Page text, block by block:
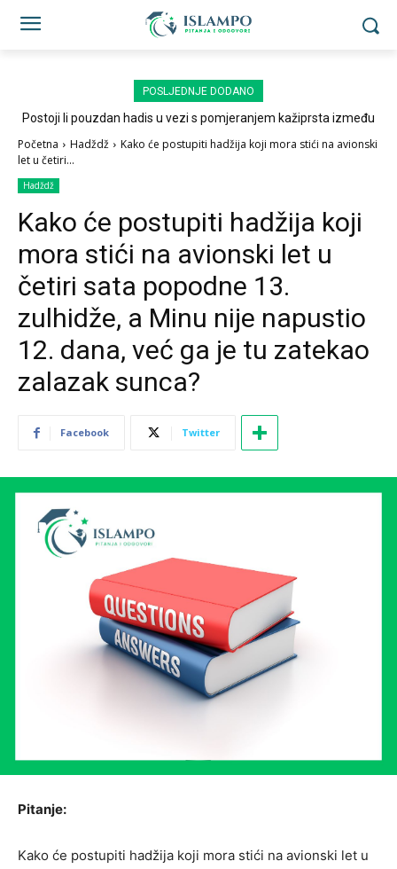
POSLJEDNJE DODANO
Postoji li pouzdan hadis u vezi s pomjeranjem kažiprsta između
Početna Hadždž
Kako će postupiti hadžija koji mora stići na avionski
let u četiri...
Hadždž
Kako će postupiti hadžija koji
mora stići na avionski let u
četiri sata popodne 13.
zulhidže, a Minu nije napustio
12. dana, već ga je tu zatekao
zalazak sunca?
Facebook Twitter
Pitanje:
Kako će postupiti hadžija koji mora stići na avionski let u